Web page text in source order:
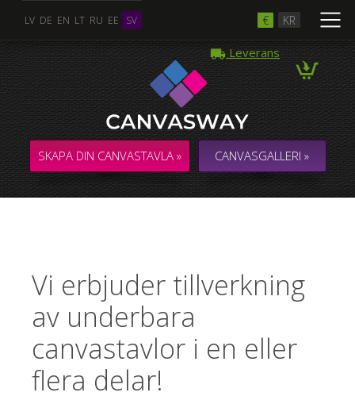
LV DE EN LT RU EE SV € KR
Leverans
SKAPA DIN CANVASTAVLA » CANVASGALLERI »
Vi erbjuder tillverkning
av underbara
canvastavlor i en eller
flera delar!